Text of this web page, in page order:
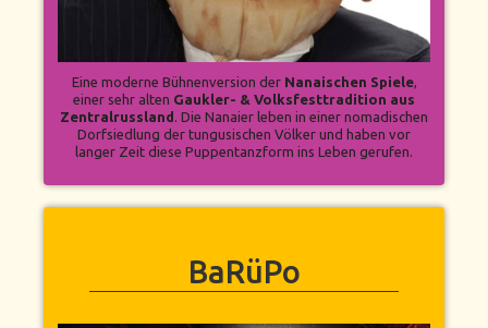
Eine moderne Bühnenversion der Nanaischen Spiele,
einer sehr alten Gaukler- & Volksfesttradition aus
Zentralrussland . Die Nanaier leben in einer nomadischen
Dorfsiedlung der tungusischen Völker und haben vor
langer Zeit diese Puppentanzform ins Leben gerufen.
BaRüPo